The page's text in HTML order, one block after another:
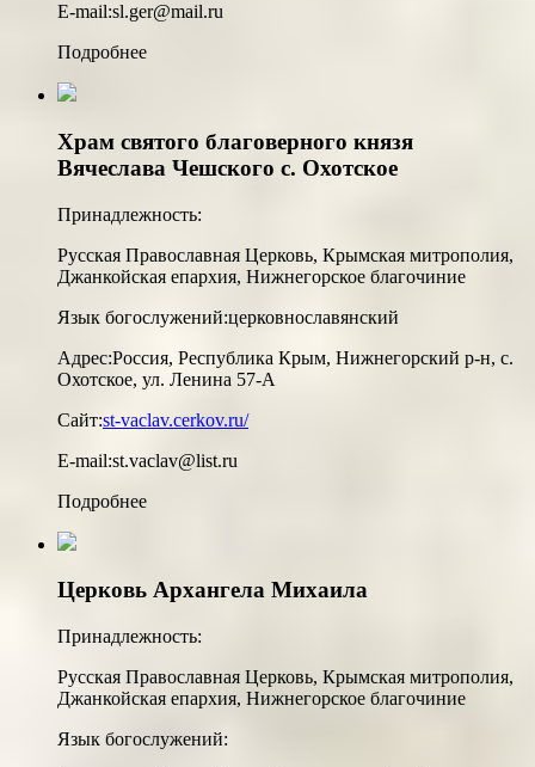
E-mail:sl.ger@mail.ru
Подробнее
Храм святого благоверного князя
Вячеслава Чешского с. Охотское
Принадлежность:
Русская Православная Церковь, Крымская митрополия,
Джанкойская епархия, Нижнегорское благочиние
Язык богослужений:церковнославянский
Адрес:Россия, Республика Крым, Нижнегорский р-н, с.
Охотское, ул. Ленина 57-А
Сайт:st-vaclav.cerkov.ru/
E-mail:st.vaclav@list.ru
Подробнее
Церковь Архангела Михаила
Принадлежность:
Русская Православная Церковь, Крымская митрополия,
Джанкойская епархия, Нижнегорское благочиние
Язык богослужений: